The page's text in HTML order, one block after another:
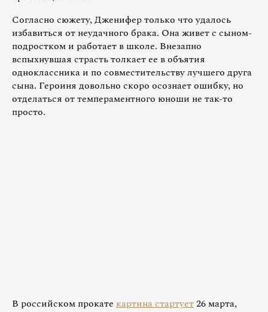
Согласно сюжету, Дженифер только что удалось
избавиться от неудачного брака. Она живет с сыном-
подростком и работает в школе. Внезапно
вспыхнувшая страсть толкает ее в объятия
одноклассника и по совместительству лучшего друга
сына. Героиня довольно скоро осознает ошибку, но
отделаться от темпераментного юноши не так-то
просто.
В российском прокате картина стартует26 марта,